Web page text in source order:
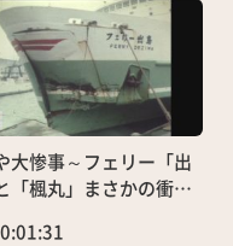
大惨事～フェリー「出
「楓丸」まさかの衝突